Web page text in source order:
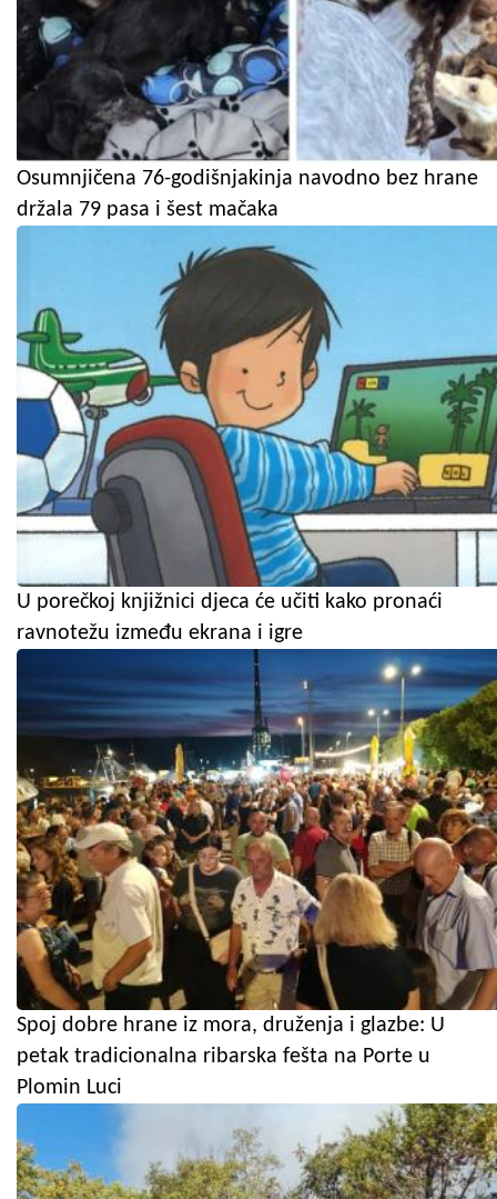
Osumnjičena 76-godišnjakinja navodno bez hrane
držala 79 pasa i šest mačaka
U porečkoj knjižnici djeca će učiti kako pronaći
ravnotežu između ekrana i igre
Spoj dobre hrane iz mora, druženja i glazbe: U
petak tradicionalna ribarska fešta na Porte u
Plomin Luci